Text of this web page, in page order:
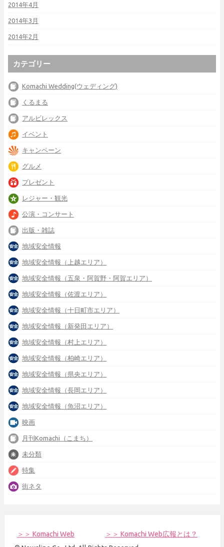
2014年4月
2014年3月
2014年2月
カテゴリー
Komachi Wedding(ウェディング)
くるまる
アルビレックス
イベント
キャンペーン
グルメ
プレゼント
レジャー・観光
公演・コンサート
出版・雑誌
地域安全情報
地域安全情報（上越エリア）
地域安全情報（五泉・阿賀野・阿賀エリア）
地域安全情報（佐渡エリア）
地域安全情報（十日町市エリア）
地域安全情報（新発田エリア）
地域安全情報（村上エリア）
地域安全情報（柏崎エリア）
地域安全情報（県央エリア）
地域安全情報（長岡エリア）
地域安全情報（魚沼エリア）
映画
月刊Komachi（こまち）
未分類
特集
街ネタ
＞＞ Komachi Web
＞＞ Komachi Web広報とは？